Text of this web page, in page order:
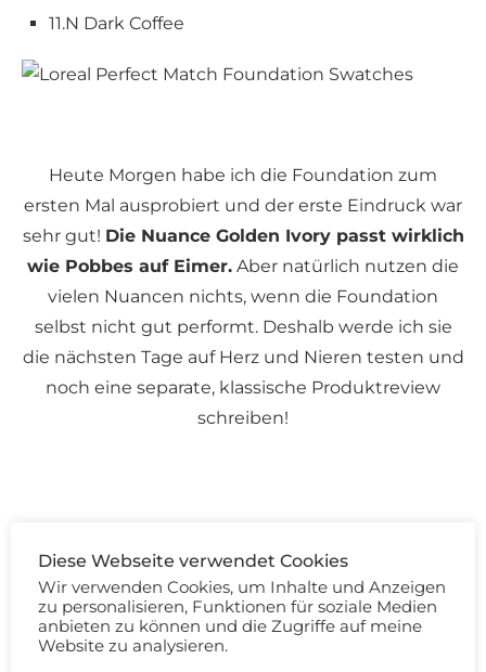
11.N Dark Coffee
Heute Morgen habe ich die Foundation zum
ersten Mal ausprobiert und der erste Eindruck war
sehr gut! Die Nuance Golden Ivory passt wirklich
wie Pobbes auf Eimer. Aber natürlich nutzen die
vielen Nuancen nichts, wenn die Foundation
selbst nicht gut performt. Deshalb werde ich sie
die nächsten Tage auf Herz und Nieren testen und
noch eine separate, klassische Produktreview
schreiben!
Die Loreal Perfect Match Foundation Swatches im
Schnellüberblick:
Diese Webseite verwendet Cookies
Wir verwenden Cookies, um Inhalte und Anzeigen
zu personalisieren, Funktionen für soziale Medien
anbieten zu können und die Zugriffe auf meine
Website zu analysieren.